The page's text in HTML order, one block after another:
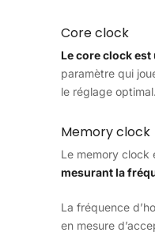
Core clock
Le core clock
paramètre qui
le réglage optimal.
Memory clock
Le memory clock
mesurant la
La fréquence
en mesure